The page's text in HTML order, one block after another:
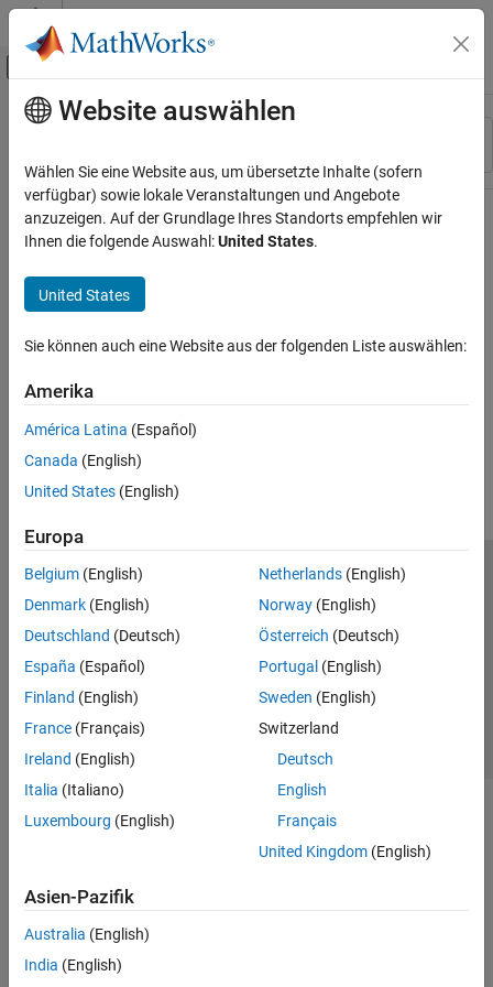
Weiter zum Inhalt
Umschaltung für Off-Canvas-
Ressource
Hauptinhalt
Website auswählen
Wählen Sie eine Website aus, um übersetzte Inhalte (sofern
verfügbar) sowie lokale Veranstaltungen und Angebote
anzuzeigen. Auf der Grundlage Ihres Standorts empfehlen wir
Ihnen die folgende Auswahl:United States.
United States
Sie können auch eine Website aus der folgenden Liste auswählen:
Amerika
América Latina (Español)
Canada (English)
United States (English)
Europa
Belgium (English)
Denmark (English)
Deutschland (Deutsch)
España (Español)
Finland (English)
France (Français)
Ireland (English)
Italia (Italiano)
Luxembourg (English)
Netherlands(English)
Norway(English)
Österreich (Deutsch)
Portugal (English)
Sweden (English)
Switzerland
Deutsch
English
Français
United Kingdom(English)
Asien-Pazifik
Australia (English)
India (English)
Trust Center
Datenschutz-Richtlinien
Datendiebstahl verhindern
Status von Anwendungen
© 1994-2026 The MathWorks, Inc.
Website auswählen
Deutschland